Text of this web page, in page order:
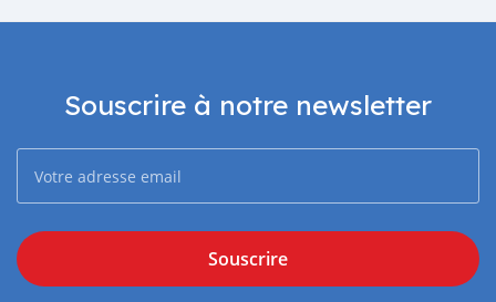
Souscrire à notre newsletter
Souscrire